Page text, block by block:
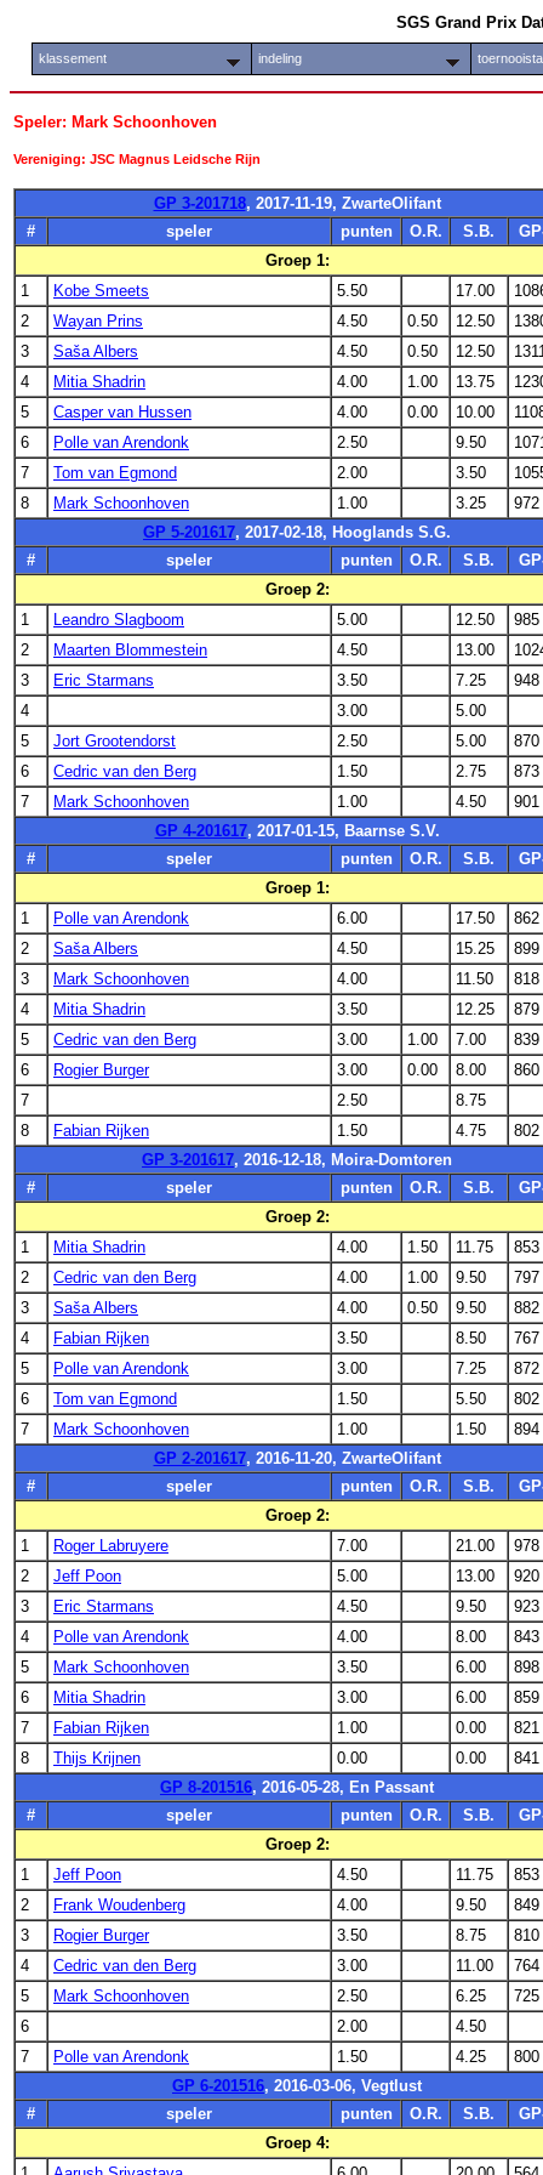
SGS Grand Prix
klassement indeling
Speler: Mark Schoonhoven
Vereniging: JSC Magnus Leidsche Rijn
GP 3-201718, 2017-11-19, ZwarteOlifant
#
speler punten O.R. S.B.
Groep 1:
1
Kobe Smeets 5.50 17.00
2
Wayan Prins 4.50 0.50 12.50
3
Saša Albers 4.50 0.50 12.50
4
Mitia Shadrin 4.00 1.00 13.75
5
Casper van Hussen 4.00 0.00 10.00
6
Polle van Arendonk 2.50 9.50
7
Tom van Egmond 2.00 3.50
8
Mark Schoonhoven 1.00 3.25
972
GP 5-201617, 2017-02-18, Hooglands S.G.
#
speler punten O.R. S.B.
Groep 2:
1
Leandro Slagboom 5.00 12.50
985
2
Maarten Blommestein 4.50 13.00
3
Eric Starmans 3.50 7.25
948
4
3.00
5.00
5
Jort Grootendorst 2.50 5.00
870
6
Cedric van den Berg 1.50 2.75
873
7
Mark Schoonhoven 1.00 4.50
901
GP 4-201617, 2017-01-15, Baarnse S.V.
#
speler punten O.R. S.B.
Groep 1:
1
Polle van Arendonk 6.00 17.50
862
2
Saša Albers 4.50 15.25
899
3
Mark Schoonhoven 4.00 11.50
818
4
Mitia Shadrin 3.50 12.25
879
5
Cedric van den Berg 3.00 1.00 7.00
839
6
Rogier Burger 3.00 0.00 8.00
860
7
2.50
8.75
8
Fabian Rijken 1.50 4.75
802
GP 3-201617, 2016-12-18, Moira-Domtoren
#
speler punten O.R. S.B.
Groep 2:
1
Mitia Shadrin 4.00 1.50 11.75
853
2
Cedric van den Berg 4.00 1.00 9.50
797
3
Saša Albers 4.00 0.50 9.50
882
4
Fabian Rijken 3.50 8.50
767
5
Polle van Arendonk 3.00 7.25
872
6
Tom van Egmond 1.50 5.50
802
7
Mark Schoonhoven 1.00 1.50
894
GP 2-201617, 2016-11-20, ZwarteOlifant
#
speler punten O.R. S.B.
Groep 2:
1
Roger Labruyere 7.00 21.00
978
2
Jeff Poon 5.00 13.00
920
3
Eric Starmans 4.50 9.50
923
4
Polle van Arendonk 4.00 8.00
843
5
Mark Schoonhoven 3.50 6.00
898
6
Mitia Shadrin 3.00 6.00
859
7
Fabian Rijken 1.00 0.00
821
8
Thijs Krijnen 0.00 0.00
841
GP 8-201516, 2016-05-28, En Passant
#
speler punten O.R. S.B.
Groep 2:
1
Jeff Poon 4.50 11.75
853
2
Frank Woudenberg 4.00 9.50
849
3
Rogier Burger 3.50 8.75
810
4
Cedric van den Berg 3.00 11.00
764
5
Mark Schoonhoven 2.50 6.25
725
6
2.00
4.50
7
Polle van Arendonk 1.50 4.25
800
GP 6-201516, 2016-03-06, Vegtlust
#
speler punten O.R. S.B.
Groep 4: